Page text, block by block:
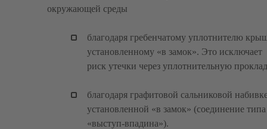
окружающей среды
благодаря гребенчатому уплотнителю
установленному «в замок». Это исключает
риск утечки через уплотнительную
благодаря графитовой сальниковой
установленной «в замок» (соединение типа
«выступ-впадина»).